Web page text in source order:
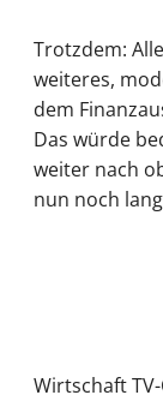
Trotzdem:
weiteres,
dem
Das würde
weiter nach
nun noch
Wirtschaft